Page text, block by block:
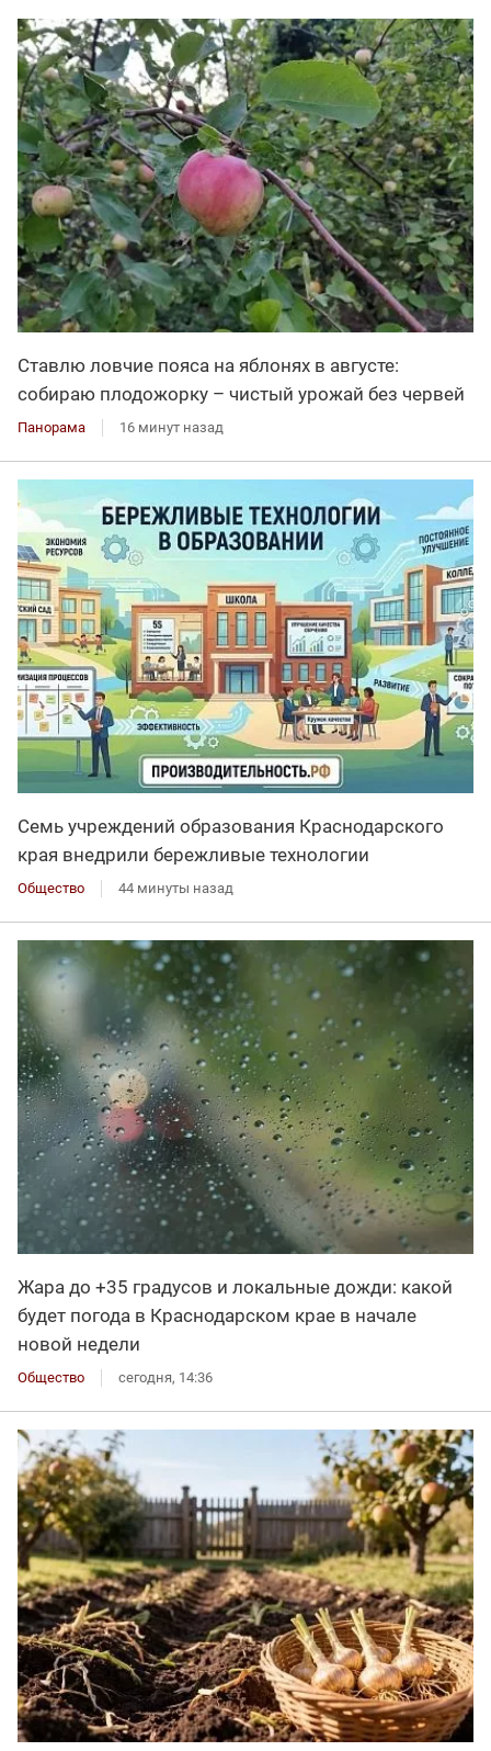
Ставлю ловчие пояса на яблонях в августе:
собираю плодожорку – чистый урожай без червей
Панорама 16 минут назад
Семь учреждений образования Краснодарского
края внедрили бережливые технологии
Общество 44 минуты назад
Жара до +35 градусов и локальные дожди: какой
будет погода в Краснодарском крае в начале
новой недели
Общество сегодня, 14:36